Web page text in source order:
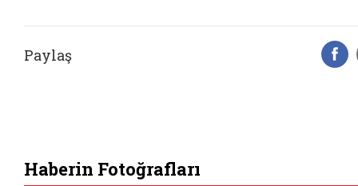
Paylaş
Haberin Fotoğrafları